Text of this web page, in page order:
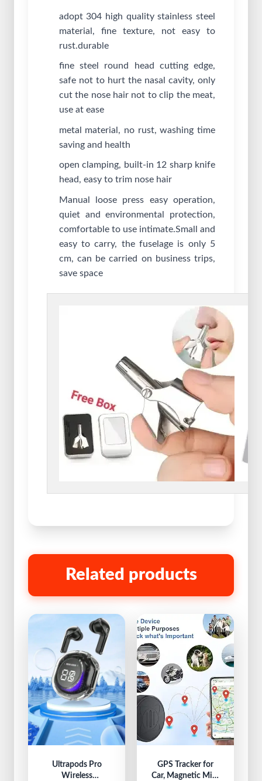
adopt 304 high quality stainless steel
material, fine texture, not easy to
rust.durable
fine steel round head cutting edge,
safe not to hurt the nasal cavity, only
cut the nose hair not to clip the meat,
use at ease
metal material, no rust, washing time
saving and health
open clamping, built-in 12 sharp knife
head, easy to trim nose hair
Manual loose press easy operation,
quiet and environmental protection,
comfortable to use intimate.Small and
easy to carry, the fuselage is only 5
cm, can be carried on business trips,
save space
Related products
Ultrapods Pro
Wireless
GPS Tracker for
Car, Magnetic Mini